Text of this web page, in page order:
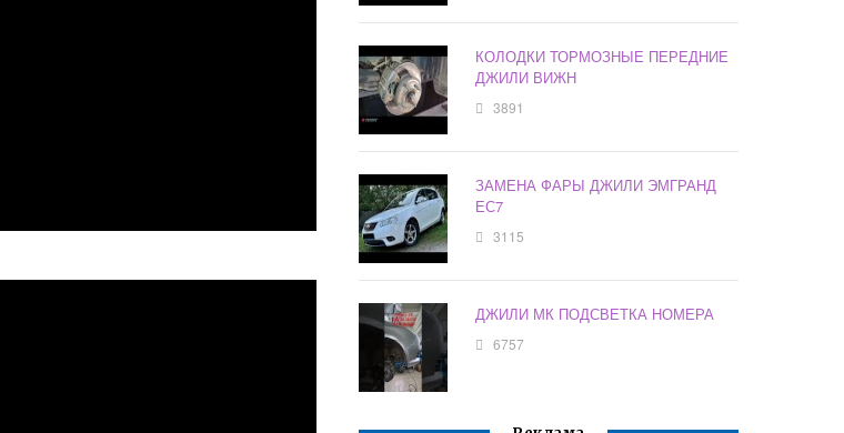
КОЛОДКИ ТОРМОЗНЫЕ ПЕРЕДНИЕ
ДЖИЛИ ВИЖН
3891
ЗАМЕНА ФАРЫ ДЖИЛИ ЭМГРАНД
ЕС7
3115
ДЖИЛИ МК ПОДСВЕТКА НОМЕРА
6757